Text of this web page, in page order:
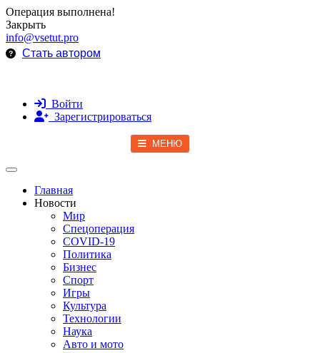
Операция выполнена!
Закрыть
info@vsetut.pro
Стать автором
Войти
Зарегистрироваться
МЕНЮ
Toggle navigation
Главная
Новости
Мир
Спецоперация
COVID-19
Политика
Бизнес
Спорт
Игры
Культура
Технологии
Наука
Авто и мото